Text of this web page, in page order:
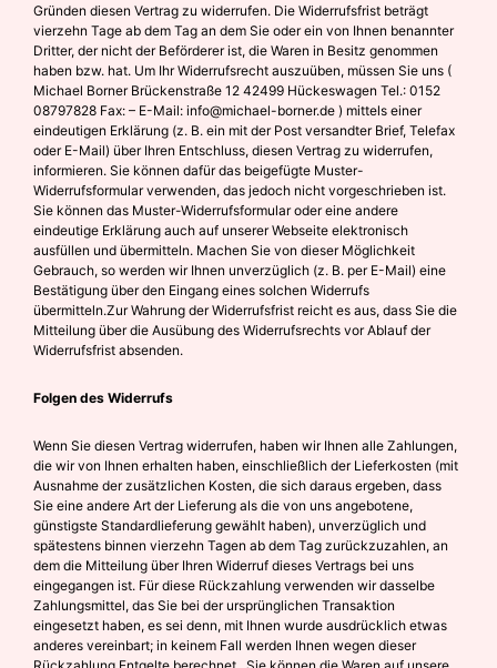
Gründen diesen Vertrag zu widerrufen. Die Widerrufsfrist beträgt
vierzehn Tage ab dem Tag an dem Sie oder ein von Ihnen benannter
Dritter, der nicht der Beförderer ist, die Waren in Besitz genommen
haben bzw. hat. Um Ihr Widerrufsrecht auszuüben, müssen Sie uns (
Michael Borner Brückenstraße 12 42499 Hückeswagen Tel.: 0152
08797828 Fax: – E-Mail: info@michael-borner.de ) mittels einer
eindeutigen Erklärung (z. B. ein mit der Post versandter Brief, Telefax
oder E-Mail) über Ihren Entschluss, diesen Vertrag zu widerrufen,
informieren. Sie können dafür das beigefügte Muster-
Widerrufsformular verwenden, das jedoch nicht vorgeschrieben ist.
Sie können das Muster-Widerrufsformular oder eine andere
eindeutige Erklärung auch auf unserer Webseite elektronisch
ausfüllen und übermitteln. Machen Sie von dieser Möglichkeit
Gebrauch, so werden wir Ihnen unverzüglich (z. B. per E-Mail) eine
Bestätigung über den Eingang eines solchen Widerrufs
übermitteln.Zur Wahrung der Widerrufsfrist reicht es aus, dass Sie die
Mitteilung über die Ausübung des Widerrufsrechts vor Ablauf der
Widerrufsfrist absenden.
Folgen des Widerrufs
Wenn Sie diesen Vertrag widerrufen, haben wir Ihnen alle Zahlungen,
die wir von Ihnen erhalten haben, einschließlich der Lieferkosten (mit
Ausnahme der zusätzlichen Kosten, die sich daraus ergeben, dass
Sie eine andere Art der Lieferung als die von uns angebotene,
günstigste Standardlieferung gewählt haben), unverzüglich und
spätestens binnen vierzehn Tagen ab dem Tag zurückzuzahlen, an
dem die Mitteilung über Ihren Widerruf dieses Vertrags bei uns
eingegangen ist. Für diese Rückzahlung verwenden wir dasselbe
Zahlungsmittel, das Sie bei der ursprünglichen Transaktion
eingesetzt haben, es sei denn, mit Ihnen wurde ausdrücklich etwas
anderes vereinbart; in keinem Fall werden Ihnen wegen dieser